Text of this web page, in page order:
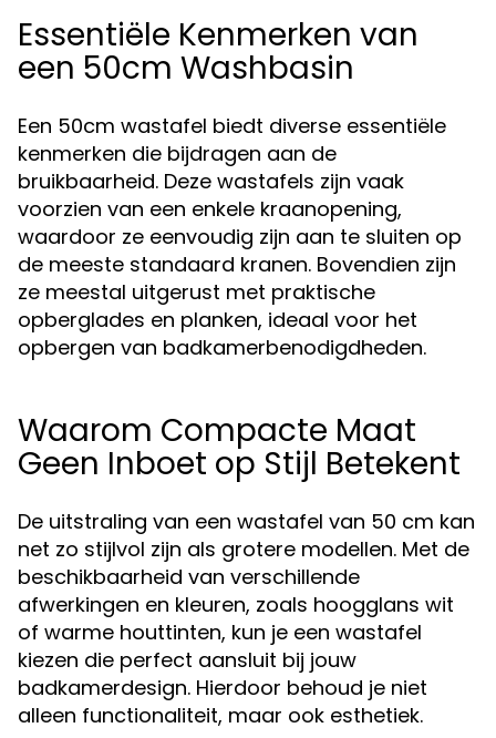
Essentiële Kenmerken van
een 50cm Washbasin
Een 50cm wastafel biedt diverse essentiële
kenmerken die bijdragen aan de
bruikbaarheid. Deze wastafels zijn vaak
voorzien van een enkele kraanopening,
waardoor ze eenvoudig zijn aan te sluiten op
de meeste standaard kranen. Bovendien zijn
ze meestal uitgerust met praktische
opberglades en planken, ideaal voor het
opbergen van badkamerbenodigdheden.
Waarom Compacte Maat
Geen Inboet op Stijl Betekent
De uitstraling van een wastafel van 50 cm kan
net zo stijlvol zijn als grotere modellen. Met de
beschikbaarheid van verschillende
afwerkingen en kleuren, zoals hoogglans wit
of warme houttinten, kun je een wastafel
kiezen die perfect aansluit bij jouw
badkamerdesign. Hierdoor behoud je niet
alleen functionaliteit, maar ook esthetiek.